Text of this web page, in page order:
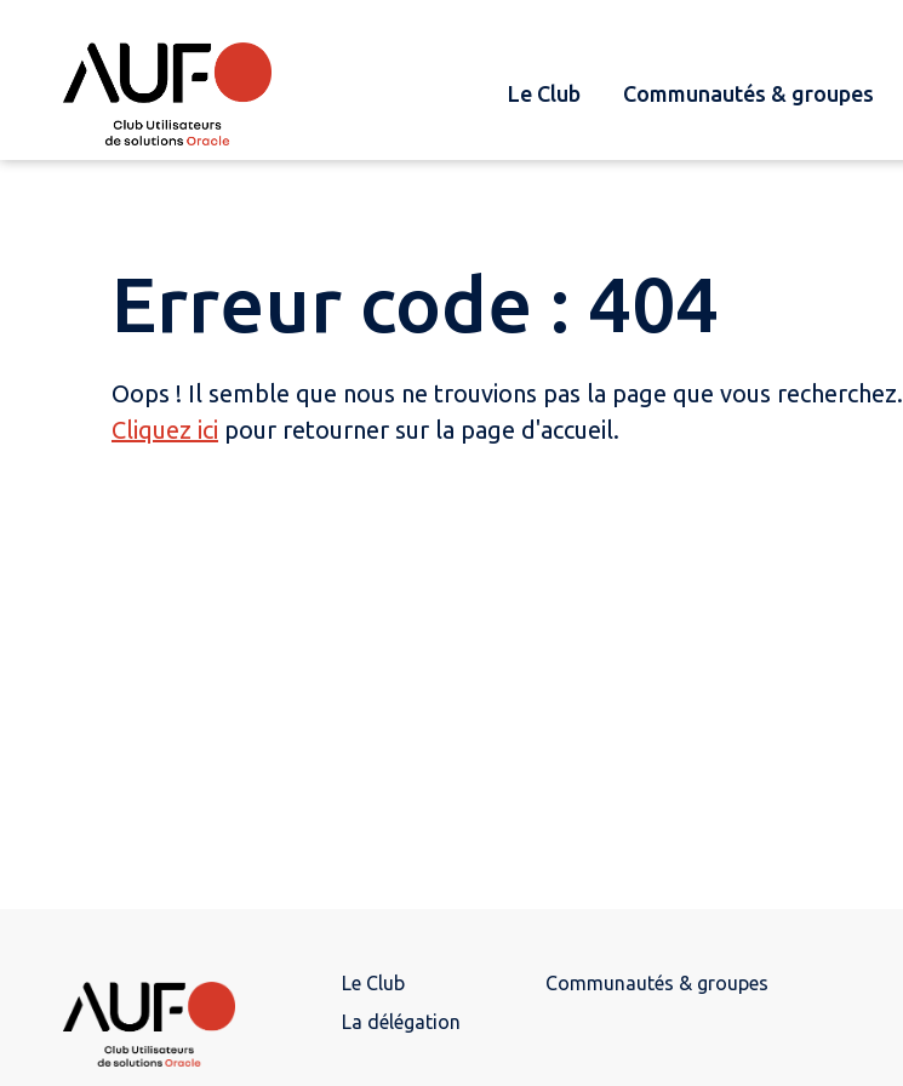
Le Club Communautés & groupes
Erreur code : 404
Oops ! Il semble que nous ne trouvions pas la page que vous recherchez.
Cliquez ici pour retourner sur la page d'accueil.
Le Club
La délégation
Communautés & groupes